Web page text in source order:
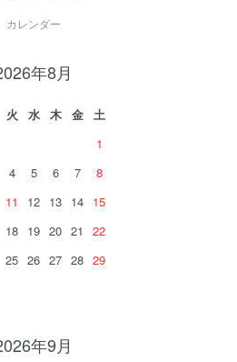
カレンダー
年8月
火 水 木 金
土
1
4 5 6 7
8
11 12 13 14 15
18 19 20 21
22
25 26 27 28 29
年9月